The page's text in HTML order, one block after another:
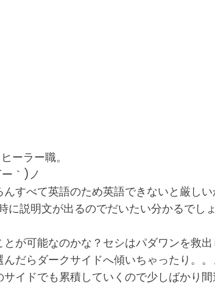
ーラー職。
｀)ノ
すべて英語のため英語できないと厳し
説明文が出るのでだいたい分かるでしょ
が可能なのかな？セシはパダワンを救
だらダークサイドへ傾いちゃったり。
イドでも累積していくので少しばかり